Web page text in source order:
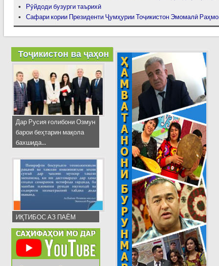
Рӯйдоди бузурги таърихӣ
Сафари кории Президенти Ҷумҳурии Тоҷикистон Эмомалӣ
Тоҷикистон ва ҷаҳон
Дар Русия ғолибони Озмун
барои беҳтарин мақола
бахшида...
ИҚТИБОС АЗ ПАЁМ